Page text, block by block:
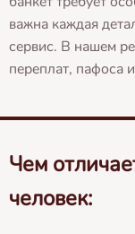
важна каждая
сервис. В нашем
переплат, пафоса
Чем
человек: